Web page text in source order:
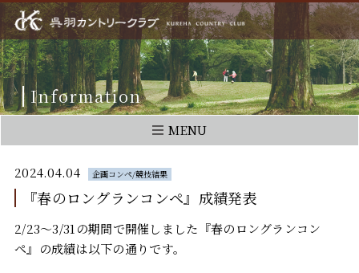
Information
MENU
2024.04.04 企画コンペ/競技結果
『春のロングランコンペ』成績発表
2/23～3/31の期間で開催しました『春のロングランコン
ペ』の成績は以下の通りです。